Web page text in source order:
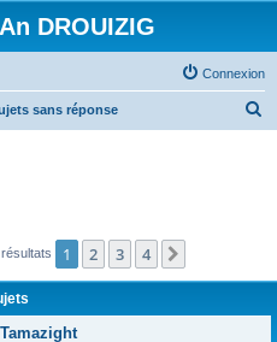
DROUIZIG
Connexion
sans réponse
c
1 2 3 4